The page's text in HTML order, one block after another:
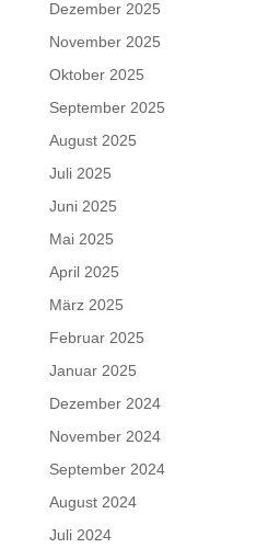
Dezember 2025
November 2025
Oktober 2025
September 2025
August 2025
Juli 2025
Juni 2025
Mai 2025
April 2025
März 2025
Februar 2025
Januar 2025
Dezember 2024
November 2024
September 2024
August 2024
Juli 2024